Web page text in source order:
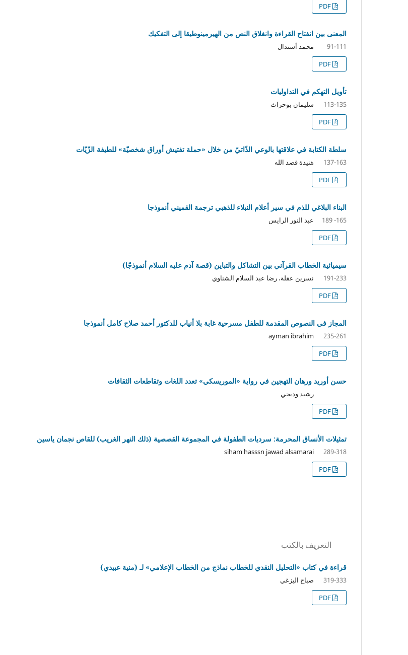
PDF
المعنى بين انفتاح القراءة وانغلاق النص من الهيرمينوطيقا إلى التفكيك
محمد أسندال
91-111
PDF
تأويل التهكم في التداوليات
سليمان بوحراث
113-135
PDF
سلطة الكتابة في علاقتها بالوعي الذّاتيّ من خلال «حملة تفتيش أوراق شخصيّة» للطيفة الزّيّات
هنيدة قصد الله
137-163
PDF
البناء البلاغي للذم في سير أعلام النبلاء للذهبي ترجمة القميني أنموذجا
عبد النور الرايس
165- 189
PDF
سيميائية الخطاب القرآني بين التشاكل والتباين (قصة آدم عليه السلام أنموذجًا)
نسرين عقلة، رضا عبد السلام الشناوي
191-233
PDF
المجاز في النصوص المقدمة للطفل مسرحية غابة بلا أنياب للدكتور أحمد صلاح كامل أنموذجا
ayman ibrahim
235-261
PDF
حسن أوريد ورهان التهجين في رواية «الموريسكي» تعدد اللغات وتقاطعات الثقافات
رشيد وديجي
PDF
تمثيلات الأنساق المحرمة: سرديات الطفولة في المجموعة القصصية (ذلك النهر الغريب) للقاص نجمان ياسين
siham hasssn jawad alsamarai
289-318
PDF
التعريف بالكتب
قراءة في كتاب «التحليل النقدي للخطاب نماذج من الخطاب الإعلامي» لـ (منية عبيدي)
صباح اليزغي
319-333
PDF